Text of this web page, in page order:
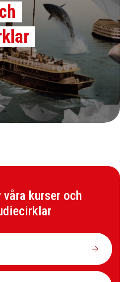
våra kurser och